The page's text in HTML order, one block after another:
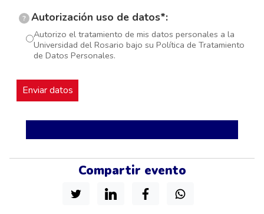
? Autorización uso de datos*:
Autorizo el tratamiento de mis datos personales a la
Universidad del Rosario bajo su Política de Tratamiento
de Datos Personales.
Compartir evento